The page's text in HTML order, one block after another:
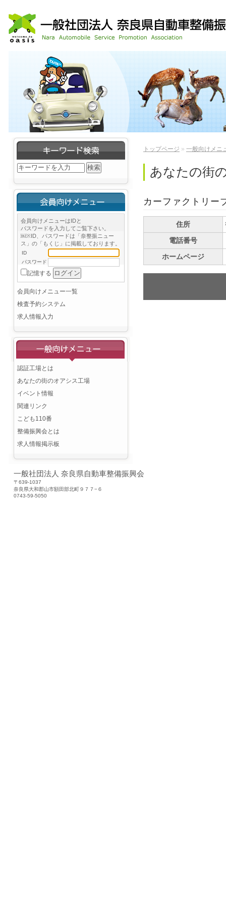
会員向けメニューはIDと
パスワードを入力してご覧下さい。
￼※ID、パスワードは「奈整振ニュー
ス」の「もくじ」に掲載しております。
ID
パスワード
記憶する
会員向けメニュー一覧
検査予約システム
求人情報入力
認証工場とは
あなたの街のオアシス工場
イベント情報
関連リンク
こども110番
整備振興会とは
求人情報掲示板
トップページ » 一般向けメニ
あなたの街
カーファクトリー
住所
電話番号
ホームページ
一般社団法人 奈良県自動車整備振興会
〒639-1037
奈良県大和郡山市額田部北町９７７−６
0743-59-5050